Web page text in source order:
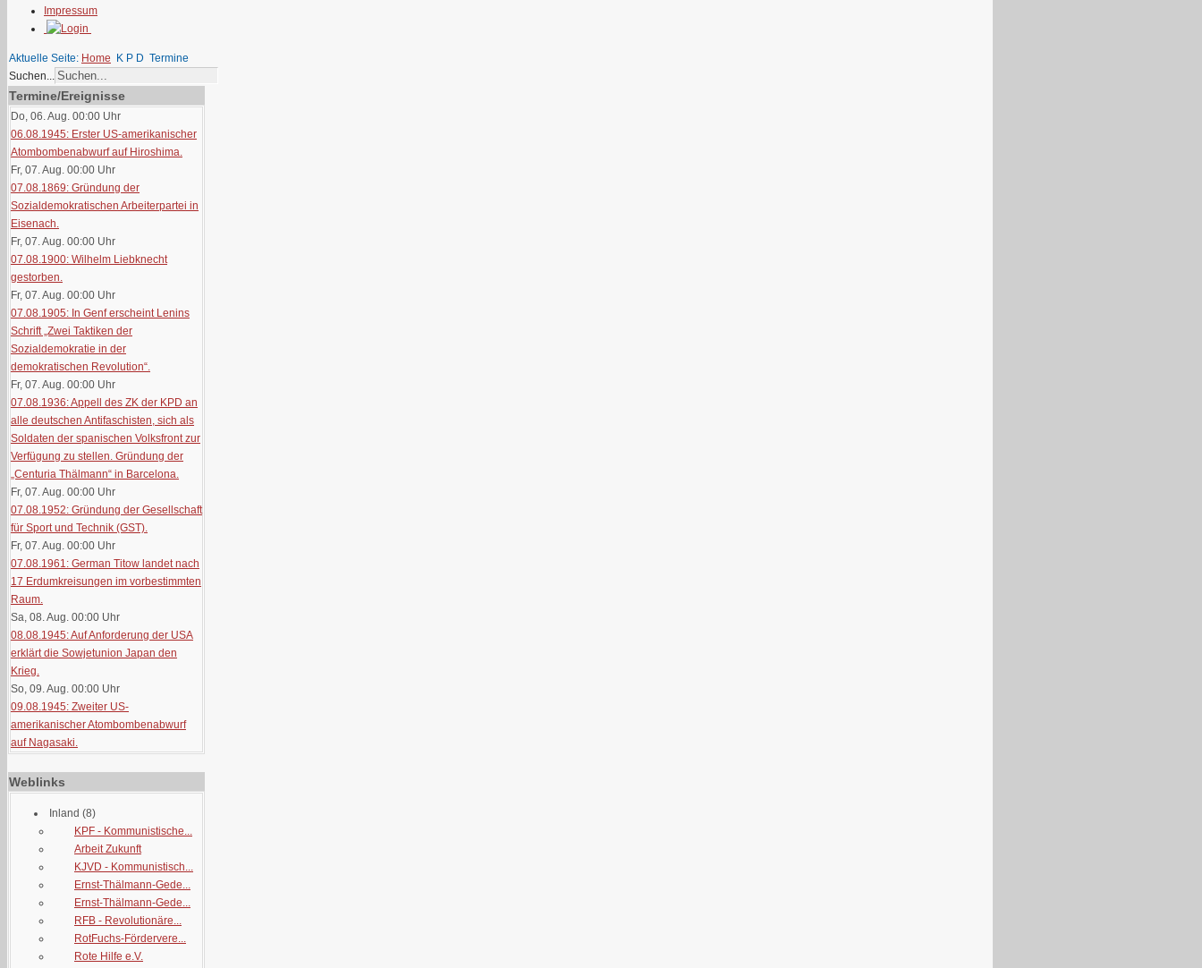
Impressum
Aktuelle Seite: Home K P D Termine
Suchen...
Termine/Ereignisse
Do, 06. Aug. 00:00 Uhr
06.08.1945: Erster US-amerikanischer
Atombombenabwurf auf Hiroshima.
Fr, 07. Aug. 00:00 Uhr
07.08.1869: Gründung der
Sozialdemokratischen Arbeiterpartei in
Eisenach.
Fr, 07. Aug. 00:00 Uhr
07.08.1900: Wilhelm Liebknecht
gestorben.
Fr, 07. Aug. 00:00 Uhr
07.08.1905: In Genf erscheint Lenins
Schrift „Zwei Taktiken der
Sozialdemokratie in der
demokratischen Revolution“.
Fr, 07. Aug. 00:00 Uhr
07.08.1936: Appell des ZK der KPD an
alle deutschen Antifaschisten, sich als
Soldaten der spanischen Volksfront zur
Verfügung zu stellen. Gründung der
„Centuria Thälmann“ in Barcelona.
Fr, 07. Aug. 00:00 Uhr
07.08.1952: Gründung der Gesellschaft
für Sport und Technik (GST).
Fr, 07. Aug. 00:00 Uhr
07.08.1961: German Titow landet nach
17 Erdumkreisungen im vorbestimmten
Raum.
Sa, 08. Aug. 00:00 Uhr
08.08.1945: Auf Anforderung der USA
erklärt die Sowjetunion Japan den
Krieg.
So, 09. Aug. 00:00 Uhr
09.08.1945: Zweiter US-
amerikanischer Atombombenabwurf
auf Nagasaki.
Weblinks
Inland (8)
KPF - Kommunistische...
Arbeit Zukunft
KJVD - Kommunistisch...
Ernst-Thälmann-Gede...
Ernst-Thälmann-Gede...
RFB - Revolutionäre...
RotFuchs-Fördervere...
Rote Hilfe e.V.